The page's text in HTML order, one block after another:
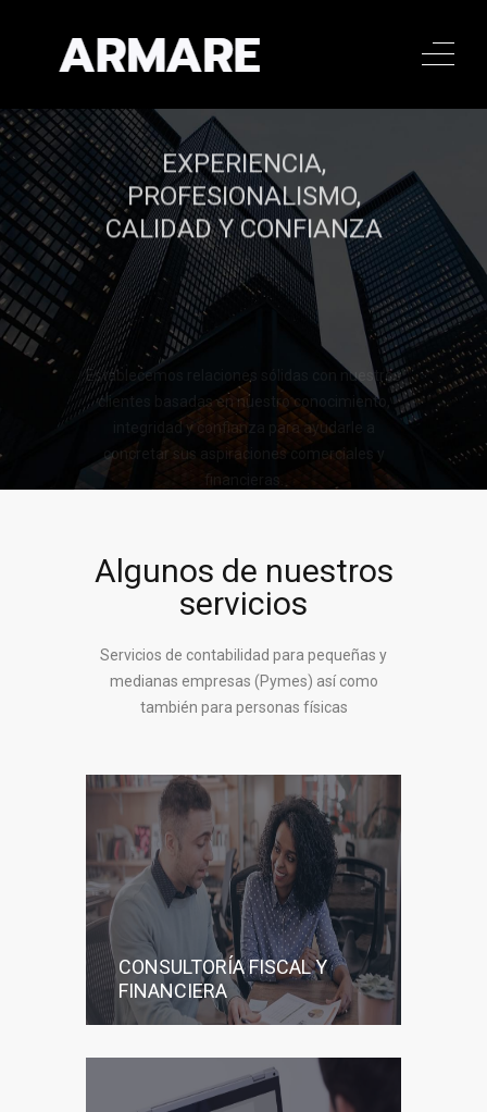
Llamar al 322 779 9188
CONTACTAR
EXPERIENCIA,
PROFESIONALISMO,
CALIDAD Y CONFIANZA
Establecemos relaciones sólidas con nuestros
clientes basadas en nuestro conocimiento,
integridad y confianza para ayudarle a
concretar sus aspiraciones comerciales y
Llamar al 322 779 9188
CONTACTAR
Algunos de nuestros
servicios
Servicios de contabilidad para pequeñas y
medianas empresas (Pymes) así como
también para personas físicas
CONSULTORÍA FISCAL Y
FINANCIERA